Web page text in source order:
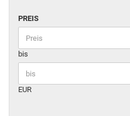
PREIS
bis
EUR